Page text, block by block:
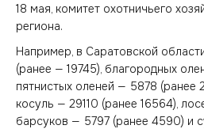
18 мая, комитет охотничьего
региона.
Например, в Саратовской
(ранее — 19745), благородных
пятнистых оленей — 5878 (ранее
косуль — 29110 (ранее 16564),
барсуков — 5797 (ранее 4590) и